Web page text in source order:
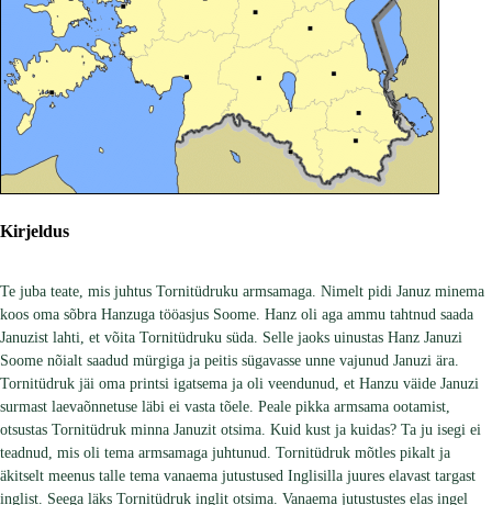
Kirjeldus
Te juba teate, mis juhtus Tornitüdruku armsamaga. Nimelt pidi Januz minema
koos oma sõbra Hanzuga tööasjus Soome. Hanz oli aga ammu tahtnud saada
Januzist lahti, et võita Tornitüdruku süda. Selle jaoks uinustas Hanz Januzi
Soome nõialt saadud mürgiga ja peitis sügavasse unne vajunud Januzi ära.
Tornitüdruk jäi oma printsi igatsema ja oli veendunud, et Hanzu väide Januzi
surmast laevaõnnetuse läbi ei vasta tõele. Peale pikka armsama ootamist,
otsustas Tornitüdruk minna Januzit otsima. Kuid kust ja kuidas? Ta ju isegi ei
teadnud, mis oli tema armsamaga juhtunud. Tornitüdruk mõtles pikalt ja
äkitselt meenus talle tema vanaema jutustused Inglisilla juures elavast targast
inglist. Seega läks Tornitüdruk inglit otsima. Vanaema jutustustes elas ingel